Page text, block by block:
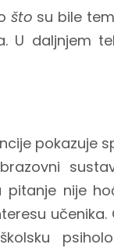
što su bile
U daljnjem
pokazuje
pitanje nije
učenika.